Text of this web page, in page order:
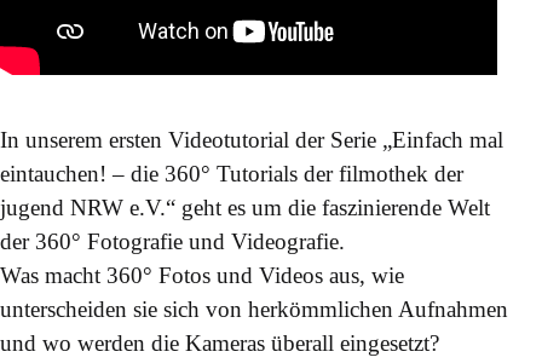
In unserem ersten Videotutorial der Serie „Einfach mal
eintauchen! – die 360° Tutorials der filmothek der
jugend NRW e.V.“ geht es um die faszinierende Welt
der 360° Fotografie und Videografie.
Was macht 360° Fotos und Videos aus, wie
unterscheiden sie sich von herkömmlichen Aufnahmen
und wo werden die Kameras überall eingesetzt?